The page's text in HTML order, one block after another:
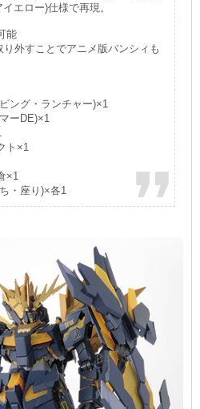
エロー)仕様で再現。
能
外すことでアニメ版バンシィも
ング・ランチャー)×1
ーDE)×1
ト×1
×1
・座り)×各1